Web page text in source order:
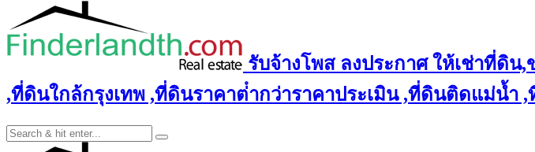
รับจ้างโพส ลงประกาศ ให้เช่าที่ดิ
,ที่ดินใกล้กรุงเทพ ,ที่ดินราคาต่ํากว่าราคาประเมิน ,ที่ดินติดแม่น้ำ